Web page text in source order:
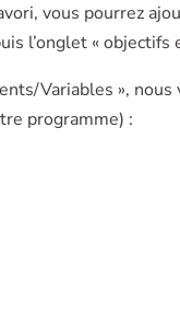
vous pourrez
l’onglet « objectifs
Variables »,
programme) :